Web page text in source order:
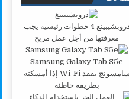
دروبشيبينغ 4 خطوات رئيسية يجب
معرفتها من أجل عمل مربح
Samsung Galaxy Tab S5e
سامسونج يفقد Wi-Fi إذا أمسكته
بطريقة خاطئة